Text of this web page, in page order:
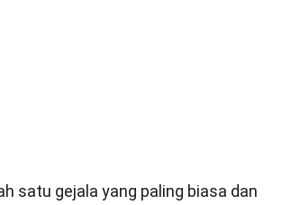
satu gejala yang paling biasa dan